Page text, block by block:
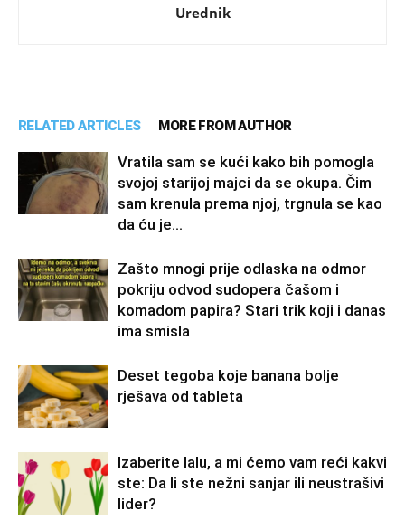
Urednik
RELATED ARTICLES MORE FROM AUTHOR
Vratila sam se kući kako bih pomogla
svojoj starijoj majci da se okupa. Čim
sam krenula prema njoj, trgnula se kao
da ću je...
Zašto mnogi prije odlaska na odmor
pokriju odvod sudopera čašom i
komadom papira? Stari trik koji i danas
ima smisla
Deset tegoba koje banana bolje
rješava od tableta
Izaberite lalu, a mi ćemo vam reći kakvi
ste: Da li ste nežni sanjar ili neustrašivi
lider?